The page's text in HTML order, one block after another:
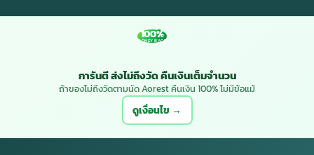
100%
MONEY BACK
การันตี ส่งไม่ถึงวัด คืนเงินเต็มจำนวน
ถ้าของไม่ถึงวัดตามนัด Aorest คืนเงิน 100% ไม่มีข้อแม้
ดูเงื่อนไข →